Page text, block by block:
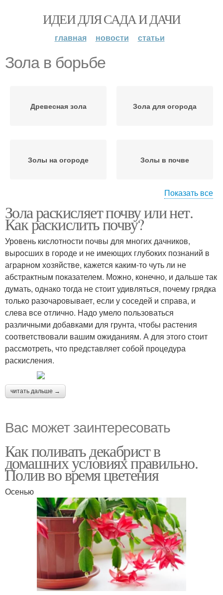
ИДЕИ ДЛЯ САДА И ДАЧИ
главная новости статьи
Зола в борьбе
Древесная зола Зола для огорода
Золы на огороде Золы в почве
Золы в качестве
Показать все
Зола раскисляет почву или нет.
Как раскислить почву?
Уровень кислотности почвы для многих дачников,
выросших в городе и не имеющих глубоких познаний в
аграрном хозяйстве, кажется каким-то чуть ли не
абстрактным показателем. Можно, конечно, и дальше так
думать, однако тогда не стоит удивляться, почему грядка
только разочаровывает, если у соседей и справа, и
слева все отлично. Надо умело пользоваться
различными добавками для грунта, чтобы растения
соответствовали вашим ожиданиям. А для этого стоит
рассмотреть, что представляет собой процедура
раскисления.
читать дальше →
Вас может заинтересовать
Как поливать декабрист в
домашних условиях правильно.
Полив во время цветения
Осенью